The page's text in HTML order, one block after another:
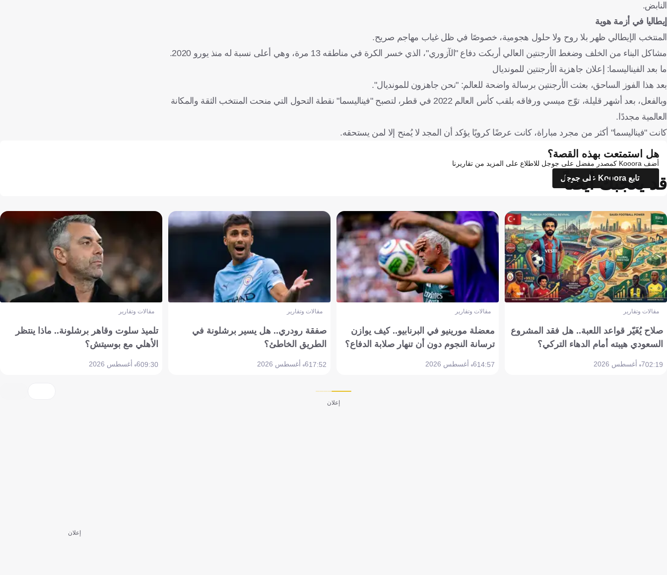
النابض.
إيطاليا في أزمة هوية
المنتخب الإيطالي ظهر بلا روح ولا حلول هجومية، خصوصًا في ظل غياب مهاجم صريح.
مشاكل البناء من الخلف وضغط الأرجنتين العالي أربكت دفاع "الآزوري"، الذي خسر الكرة في مناطقه 13 مرة، وهي أعلى نسبة له منذ يورو 2020.
ما بعد الفيناليسما: إعلان جاهزية الأرجنتين للمونديال
بعد هذا الفوز الساحق، بعثت الأرجنتين برسالة واضحة للعالم: "نحن جاهزون للمونديال".
وبالفعل، بعد أشهر قليلة، توّج ميسي ورفاقه بلقب كأس العالم 2022 في قطر، لتصبح "فيناليسما" نقطة التحول التي منحت المنتخب الثقة والمكانة
العالمية مجددًا.
كانت "فيناليسما" أكثر من مجرد مباراة، كانت عرضًا كرويًا يؤكد أن المجد لا يُمنح إلا لمن يستحقه.
هل استمتعت بهذه القصة؟
أضف Kooora كمصدر مفضل على جوجل للاطلاع على المزيد من تقاريرنا
تابع Kooora على جوجل
قد يعجبك أيضاً
مقالات وتقارير
صلاح يُغَيّر قواعد اللعبة.. هل فقد المشروع
السعودي هيبته أمام الدهاء التركي؟
02:197 أغسطس 2026
مقالات وتقارير
معضلة مورينيو في البرنابيو.. كيف يوازن
ترسانة النجوم دون أن تنهار صلابة الدفاع؟
14:576 أغسطس 2026
مقالات وتقارير
صفقة رودري.. هل يسير برشلونة في
الطريق الخاطئ؟
17:526 أغسطس 2026
مقالات وتقارير
تلميذ سلوت وقاهر برشلونة.. ماذا ينتظر
الأهلي مع بوسيتش؟
09:306 أغسطس 2026
إعلان
إعلان